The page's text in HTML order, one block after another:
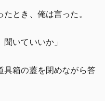
とき、俺は言った。
聞いていいか」
具箱の蓋を閉めながら答